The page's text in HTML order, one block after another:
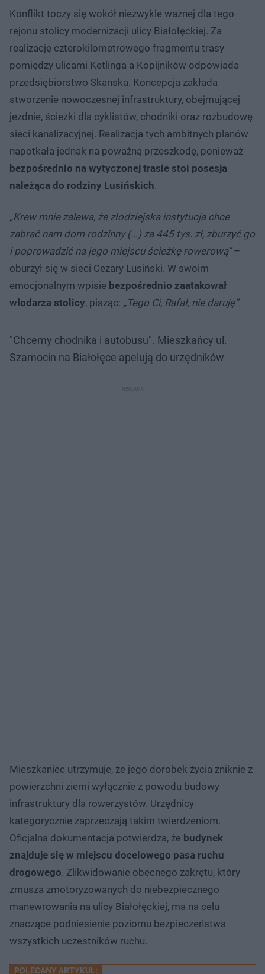
Konflikt toczy się wokół niezwykle ważnej dla tego
rejonu stolicy modernizacji ulicy Białołęckiej. Za
realizację czterokilometrowego fragmentu trasy
pomiędzy ulicami Ketlinga a Kopijników odpowiada
przedsiębiorstwo Skanska. Koncepcja zakłada
stworzenie nowoczesnej infrastruktury, obejmującej
jezdnie, ścieżki dla cyklistów, chodniki oraz rozbudowę
sieci kanalizacyjnej. Realizacja tych ambitnych planów
napotkała jednak na poważną przeszkodę, ponieważ
bezpośrednio na wytyczonej trasie stoi posesja
należąca do rodziny Lusińskich.
„Krew mnie zalewa, że złodziejska instytucja chce
zabrać nam dom rodzinny (...) za 445 tys. zł, zburzyć go
i poprowadzić na jego miejscu ścieżkę rowerową”–
oburzył się w sieci Cezary Lusiński. W swoim
emocjonalnym wpisie bezpośrednio zaatakował
włodarza stolicy, pisząc: „Tego Ci, Rafał, nie daruję”.
"Chcemy chodnika i autobusu". Mieszkańcy ul.
Szamocin na Białołęce apelują do urzędników
Mieszkaniec utrzymuje, że jego dorobek życia zniknie z
powierzchni ziemi wyłącznie z powodu budowy
infrastruktury dla rowerzystów. Urzędnicy
kategorycznie zaprzeczają takim twierdzeniom.
Oficjalna dokumentacja potwierdza, że budynek
znajduje się w miejscu docelowego pasa ruchu
drogowego. Zlikwidowanie obecnego zakrętu, który
zmusza zmotoryzowanych do niebezpiecznego
manewrowania na ulicy Białołęckiej, ma na celu
znaczące podniesienie poziomu bezpieczeństwa
wszystkich uczestników ruchu.
POLECANY ARTYKUŁ: